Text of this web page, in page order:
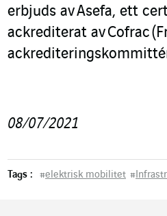
erbjuds av Asefa, ett
ackrediterat av Cofrac
08/07/2021
Tags : #elektrisk mobilitet #